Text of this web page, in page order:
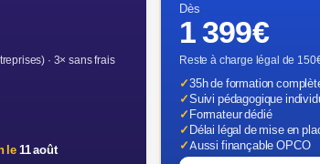
· 3× sans frais
le11 août
Dès
1 399€
Reste à charge légal de
✓35h de formation
✓Suivi pédagogique
✓Formateur dédié
✓Délai légal de mise en
✓Aussi finançable OPCO